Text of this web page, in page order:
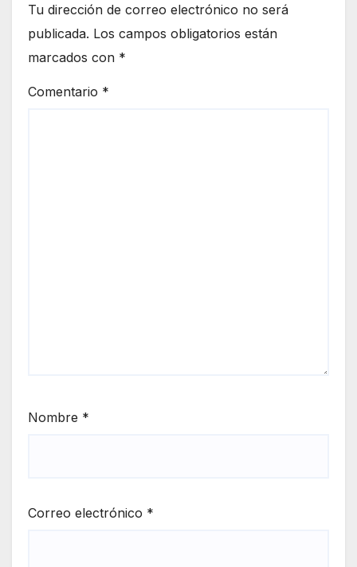
Tu dirección de correo electrónico no será
publicada. Los campos obligatorios están
marcados con *
Comentario *
Nombre *
Correo electrónico *